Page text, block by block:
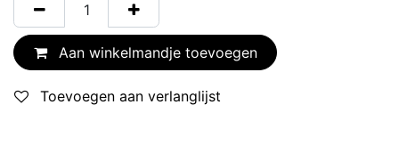
Aan winkelmandje toevoegen
Toevoegen aan verlanglijst